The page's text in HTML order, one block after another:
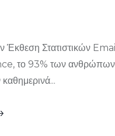
Έκθεση Στατιστικών
το 93% των ανθρώπων